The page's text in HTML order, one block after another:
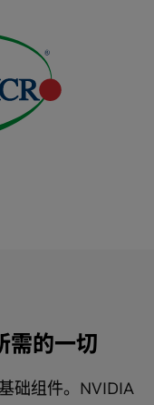
需的一切
础组件。NVIDIA